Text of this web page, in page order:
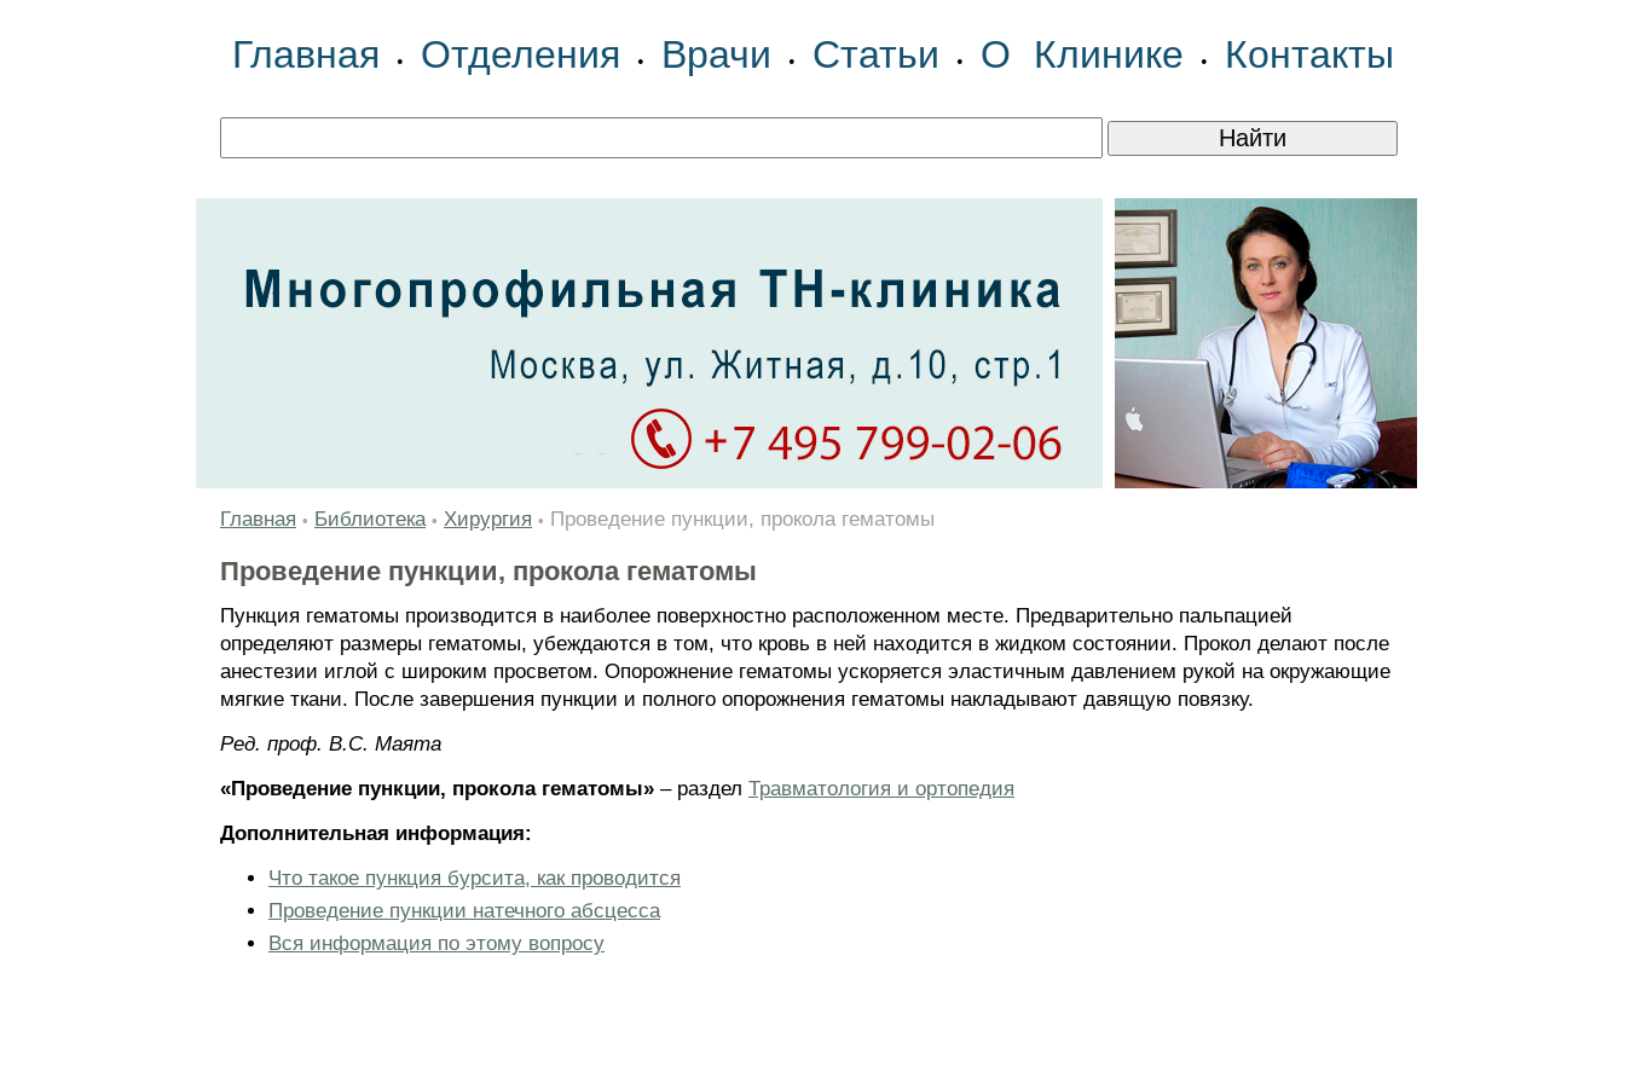
Главная • Отделения • Врачи • Статьи • О Клинике • Контакты
Главная • Библиотека • Хирургия • Проведение пункции, прокола гематомы
Проведение пункции, прокола гематомы
Пункция гематомы производится в наиболее поверхностно расположенном месте. Предварительно пальпацией
определяют размеры гематомы, убеждаются в том, что кровь в ней находится в жидком состоянии. Прокол делают после
анестезии иглой с широким просветом. Опорожнение гематомы ускоряется эластичным давлением рукой на окружающие
мягкие ткани. После завершения пункции и полного опорожнения гематомы накладывают давящую повязку.
Ред. проф. В.С. Маята
«Проведение пункции, прокола гематомы» – раздел Травматология и ортопедия
Дополнительная информация:
Что такое пункция бурсита, как проводится
Проведение пункции натечного абсцесса
Вся информация по этому вопросу